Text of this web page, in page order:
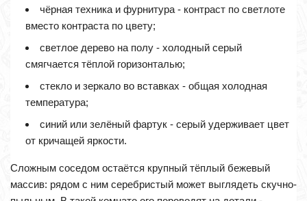
чёрная техника и фурнитура - контраст по светлоте
вместо контраста по цвету;
светлое дерево на полу - холодный серый
смягчается тёплой горизонталью;
стекло и зеркало во вставках - общая холодная
температура;
синий или зелёный фартук - серый удерживает цвет
от кричащей яркости.
Сложным соседом остаётся крупный тёплый бежевый
массив: рядом с ним серебристый может выглядеть скучно-